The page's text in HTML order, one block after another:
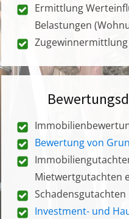
Ermittlung
Belastungen
Bewertung von
Mietwertgutachten
Schadensgutachten
Investment- und